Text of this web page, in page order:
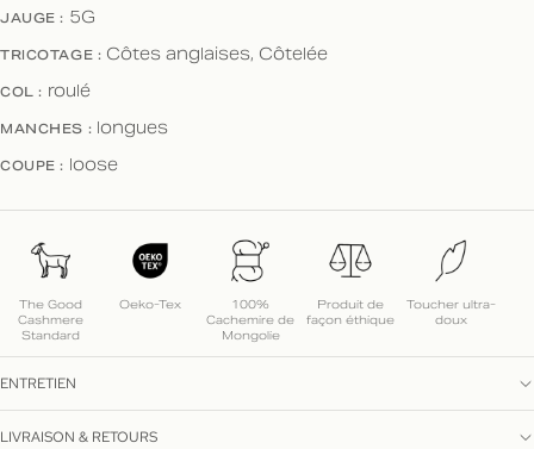
JAUGE : 5G
TRICOTAGE : Côtes anglaises, Côtelée
COL : roulé
MANCHES : longues
COUPE : loose
The Good
Cashmere
Standard
Oeko-Tex
100%
Cachemire de
Mongolie
Produit de
façon éthique
Toucher ultra-
doux
ENTRETIEN
LIVRAISON & RETOURS